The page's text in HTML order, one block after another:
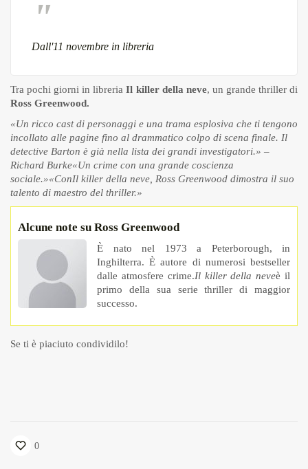
Dall'11 novembre in libreria
Tra pochi giorni in libreriaIl killer della neve, un grande thriller di
Ross Greenwood.
«Un ricco cast di personaggi e una trama esplosiva che ti tengono
incollato alle pagine fino al drammatico colpo di scena finale. Il
detective Barton è già nella lista dei grandi investigatori.» –
Richard Burke«Un crime con una grande coscienza
sociale.»«ConIl killer della neve, Ross Greenwood dimostra il suo
talento di maestro del thriller.»
Alcune note su Ross Greenwood
È nato nel 1973 a Peterborough, in
Inghilterra. È autore di numerosi bestseller
dalle atmosfere crime.Il killer della neveè il
primo della sua serie thriller di maggior
successo.
Se ti è piaciuto condividilo!
0